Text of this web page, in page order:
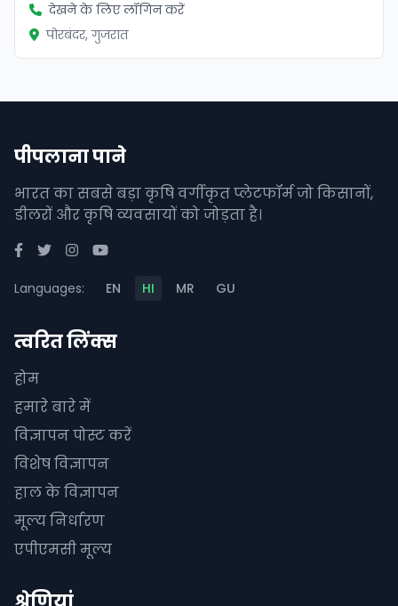
देखने के लिए लॉगिन करें
पोरबंदर, गुजरात
पीपलाना पाने
भारत का सबसे बड़ा कृषि वर्गीकृत प्लेटफॉर्म जो किसानों,
डीलरों और कृषि व्यवसायों को जोड़ता है।
Languages: EN HI MR GU
त्वरित लिंक्स
होम
हमारे बारे में
विज्ञापन पोस्ट करें
विशेष विज्ञापन
हाल के विज्ञापन
मूल्य निर्धारण
एपीएमसी मूल्य